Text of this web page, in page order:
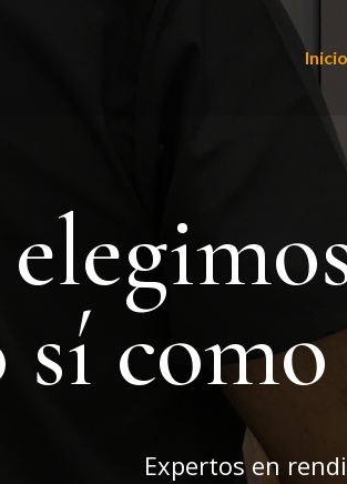
Inicio
sí
Expertos en